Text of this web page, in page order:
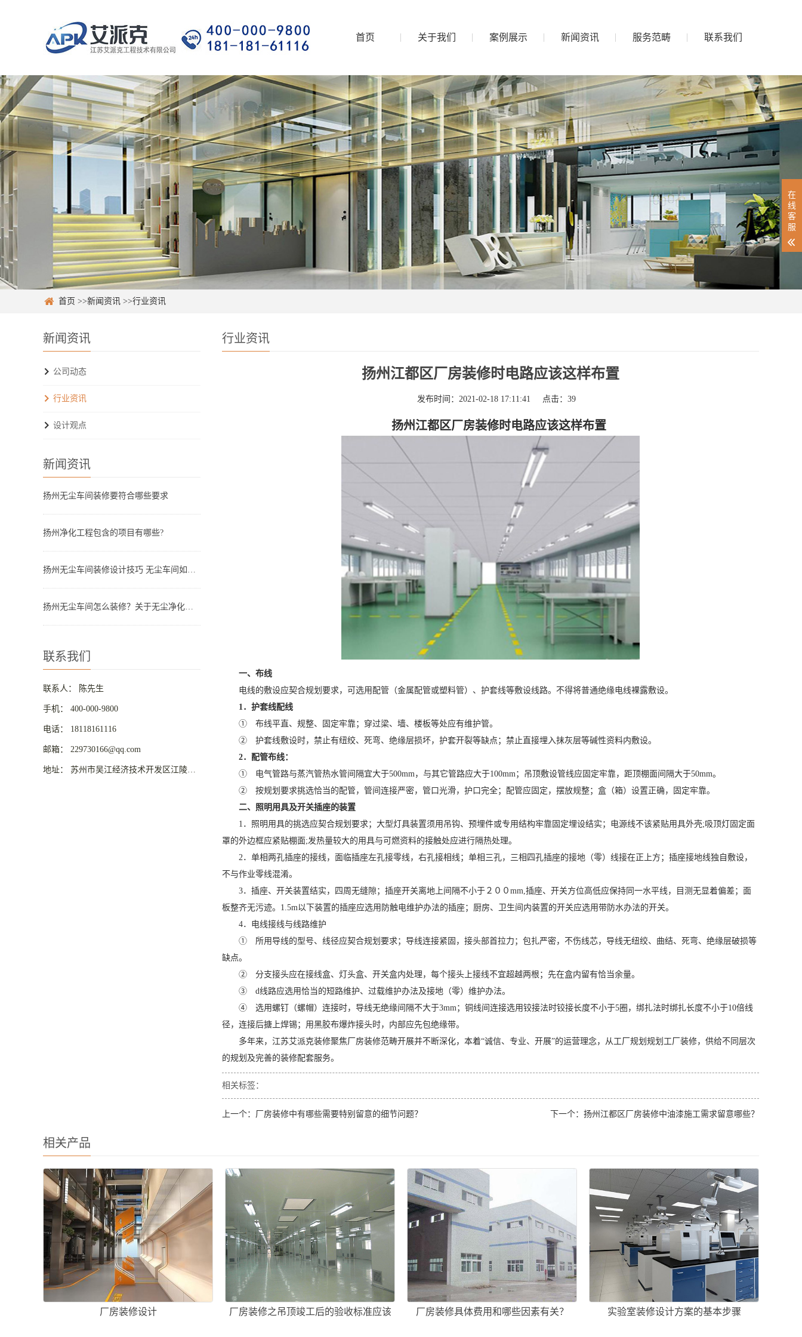
首页 关于我们 案例展示 新闻资讯 服务范畴 联系我们
首页 >>新闻资讯 >>行业资讯
新闻资讯
公司动态
行业资讯
设计观点
新闻资讯
扬州无尘车间装修要符合哪些要求
扬州净化工程包含的项目有哪些?
扬州无尘车间装修设计技巧 无尘车间如何装修
扬州无尘车间怎么装修？关于无尘净化车间装修的几点建议分享
联系我们
联系人： 陈先生
手机： 400-000-9800
电话： 18118161116
邮箱： 229730166@qq.com
地址： 苏州市吴江经济技术开发区江陵路8号华东国际商业城C区
行业资讯
扬州江都区厂房装修时电路应该这样布置
发布时间：2021-02-18 17:11:41 点击： 39
扬州江都区厂房装修时电路应该这样布置
一、布线
电线的敷设应契合规划要求，可选用配管（金属配管或塑料管）、护套线等敷设线路。不得将普通绝缘电线裸露敷设。
1．护套线配线
① 布线平直、规整、固定牢靠；穿过梁、墙、楼板等处应有维护管。
② 护套线敷设时，禁止有纽绞、死弯、绝缘层损坏，护套开裂等缺点；禁止直接埋入抹灰层等碱性资料内敷设。
2．配管布线：
① 电气管路与蒸汽管热水管间隔宜大于500mm，与其它管路应大于100mm；吊顶敷设管线应固定牢靠，距顶棚面间隔大于50mm。
② 按规划要求挑选恰当的配管，管间连接严密，管口光滑，护口完全；配管应固定，摆放规整；盒（箱）设置正确，固定牢靠。
二、照明用具及开关插座的装置
1．照明用具的挑选应契合规划要求；大型灯具装置须用吊钩、预埋件或专用结构牢靠固定埋设结实；电源线不该紧贴用具外壳;吸顶灯固定面
罩的外边框应紧贴棚面;发热量较大的用具与可燃资料的接触处应进行隔热处理。
2．单相两孔插座的接线，面临插座左孔接零线，右孔接相线；单相三孔，三相四孔插座的接地（零）线接在正上方；插座接地线独自敷设，
不与作业零线混淆。
3．插座、开关装置结实，四周无缝隙；插座开关离地上间隔不小于２００mm,插座、开关方位高低应保持同一水平线，目测无显着偏差；面
板整齐无污迹。1.5m以下装置的插座应选用防触电维护办法的插座；厨房、卫生间内装置的开关应选用带防水办法的开关。
4．电线接线与线路维护
① 所用导线的型号、线径应契合规划要求；导线连接紧固，接头部首拉力；包扎严密，不伤线芯，导线无纽绞、曲结、死弯、绝缘层破损等
缺点。
② 分支接头应在接线盒、灯头盒、开关盒内处理，每个接头上接线不宜超越两根；先在盒内留有恰当余量。
③ d线路应选用恰当的短路维护、过载维护办法及接地（零）维护办法。
④ 选用螺钉（螺帽）连接时，导线无绝缘间隔不大于3mm；铜线间连接选用铰接法时铰接长度不小于5圈，绑扎法时绑扎长度不小于10倍线
径，连接后搪上焊锡；用黑胶布爆炸接头时，内部应先包绝缘带。
多年来，江苏艾派克装修聚焦厂房装修范畴开展并不断深化，本着“诚信、专业、开展”的运营理念，从工厂规划规划工厂装修，供给不同层次
的规划及完善的装修配套服务。
相关标签：
上一个： 厂房装修中有哪些需要特别留意的细节问题？ 下一个： 扬州江都区厂房装修中油漆施工需求留意哪些？
相关产品
厂房装修设计
厂房装修之吊顶竣工后的验收标准应该
厂房装修具体费用和哪些因素有关？ 实验室装修设计方案的基本步骤
在
线
客
服